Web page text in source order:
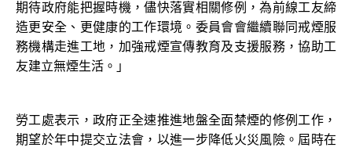
期待政府能把握時機，儘快落實相關修例，為前線工友締
造更安全、更健康的工作環境。委員會會繼續聯同戒煙服
務機構走進工地，加強戒煙宣傳教育及支援服務，協助工
友建立無煙生活。」
勞工處表示，政府正全速推進地盤全面禁煙的修例工作，
期望於年中提交立法會，以進一步降低火災風險。屆時在